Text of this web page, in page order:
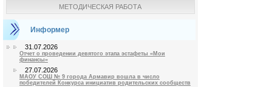
МЕТОДИЧЕСКАЯ РАБОТА
Информер
31.07.2026
Отчет о проведении девятого этапа эстафеты «Мои
финансы»
27.07.2026
МАОУ СОШ № 9 города Армавир вошла в число
победителей Конкурса инициатив родительских сообществ